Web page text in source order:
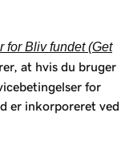
for Bliv fundet (Get
at hvis du bruger
for
er inkorporeret ved